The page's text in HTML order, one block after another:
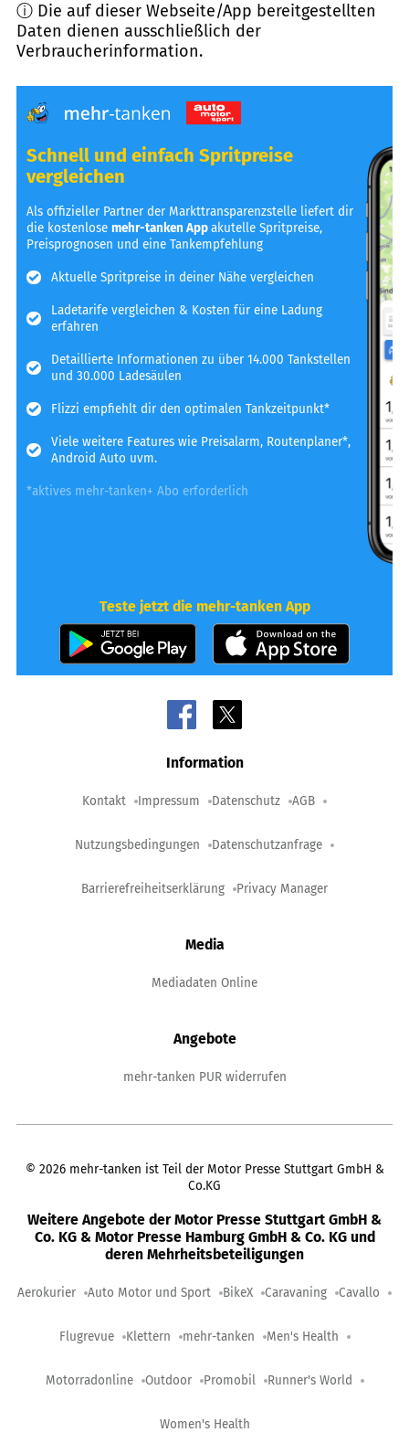
ⓘ Die auf dieser Webseite/App bereitgestellten
Daten dienen ausschließlich der
Verbraucherinformation.
Schnell und einfach Spritpreise
vergleichen
Als offizieller Partner der Markttransparenzstelle liefert dir
die kostenlosemehr-tanken Appakutelle Spritpreise,
Preisprognosen und eine Tankempfehlung
Aktuelle Spritpreise in deiner Nähe vergleichen
Ladetarife vergleichen & Kosten für eine Ladung
erfahren
Detaillierte Informationen zu über 14.000 Tankstellen
und 30.000 Ladesäulen
Flizzi empfiehlt dir den optimalen Tankzeitpunkt*
Viele weitere Features wie Preisalarm, Routenplaner*,
Android Auto uvm.
*aktives mehr-tanken+ Abo erforderlich
Teste jetzt die mehr-tanken App
Information
Kontakt Impressum Datenschutz AGB
Nutzungsbedingungen Datenschutzanfrage
Barrierefreiheitserklärung Privacy Manager
Media
Mediadaten Online
Angebote
mehr-tanken PUR widerrufen
© 2026 mehr-tanken ist Teil der Motor Presse Stuttgart GmbH &
Co.KG
Weitere Angebote der Motor Presse Stuttgart GmbH &
Co. KG & Motor Presse Hamburg GmbH & Co. KG und
deren Mehrheitsbeteiligungen
Aerokurier Auto Motor und Sport BikeX Caravaning Cavallo
Flugrevue Klettern mehr-tanken Men's Health
Motorradonline Outdoor Promobil Runner's World
Women's Health